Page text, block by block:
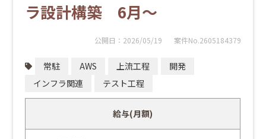
ラ設計構築 6月～
公開日： 2026/05/19 案件No.2605184379
常駐 AWS 上流工程
開発
インフラ関連
テスト工程
給与(月額)